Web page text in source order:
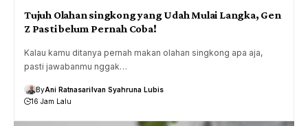
Tujuh Olahan singkong yang Udah Mulai Langka, Gen
Z Pasti belum Pernah Coba!
Kalau kamu ditanya pernah makan olahan singkong apa aja,
pasti jawabanmu nggak…
ByAni RatnasariIvan Syahruna Lubis
16 Jam Lalu